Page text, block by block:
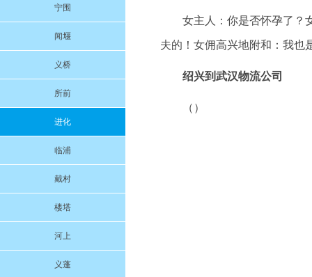
宁围
闻堰
义桥
所前
进化
临浦
戴村
楼塔
河上
义蓬
女主人：你是否怀孕了？
夫的！女佣高兴地附和：我也
绍兴到武汉物流公司
（）